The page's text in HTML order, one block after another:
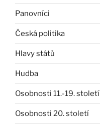
Panovníci
Česká politika
Hlavy států
Hudba
Osobnosti 11.-19. století
Osobnosti 20. století